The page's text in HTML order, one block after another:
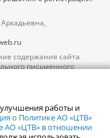
содержания сайта
письменного
по тел.
«Афиша»
работы и
о Политике АО «ЦТВ»
АО «ЦТВ» в отношении